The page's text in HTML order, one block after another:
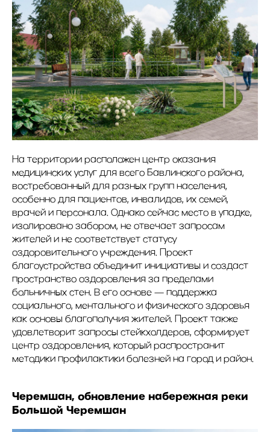
На территории расположен центр оказания
медицинских услуг для всего Бавлинского района,
востребованный для разных групп населения,
особенно для пациентов, инвалидов, их семей,
врачей и персонала. Однако сейчас место в упадке,
изолировано забором, не отвечает запросам
жителей и не соответствует статусу
оздоровительного учреждения. Проект
благоустройства объединит инициативы и создаст
пространство оздоровления за пределами
больничных стен. В его основе — поддержка
социального, ментального и физического здоровья
как основы благополучия жителей. Проект также
удовлетворит запросы стейкхолдеров, сформирует
центр оздоровления, который распространит
методики профилактики болезней на город и район.
Черемшан, обновление набережная реки
Большой Черемшан